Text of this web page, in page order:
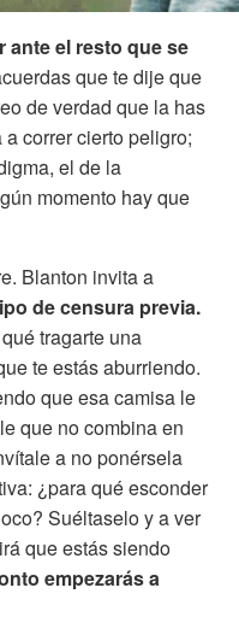
ante el resto que se
que te dije que
de verdad que la has
correr cierto peligro;
el de la
momento hay que
Blanton invita a
de censura previa.
tragarte una
te estás aburriendo.
que esa camisa le
que no combina en
a no ponérsela
¿para qué esconder
Suéltaselo y a ver
que estás siendo
empezarás a